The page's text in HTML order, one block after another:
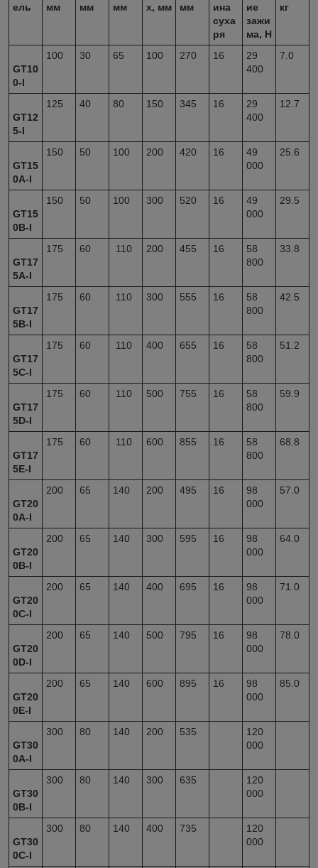
ель
мм
мм
мм
x, мм
мм
ина
суха
ря
ие
зажи
ма, H
кг
GT10
0-I
100 30 65 100 270 16
29
400
7.0
GT12
5-I
125 40 80 150 345 16
29
400
12.7
GT15
0A-I
150 50 100 200 420 16
49
000
25.6
GT15
0B-I
150 50 100 300 520 16
49
000
29.5
GT17
5A-I
175 60 110 200 455 16
58
800
33.8
GT17
5B-I
175 60 110 300 555 16
58
800
42.5
GT17
5C-I
175 60 110 400 655 16
58
800
51.2
GT17
5D-I
175 60 110 500 755 16
58
800
59.9
GT17
5E-I
175 60 110 600 855 16
58
800
68.8
GT20
0A-I
200 65 140 200 495 16
98
000
57.0
GT20
0B-I
200 65 140 300 595 16
98
000
64.0
GT20
0C-I
200 65 140 400 695 16
98
000
71.0
GT20
0D-I
200 65 140 500 795 16
98
000
78.0
GT20
0E-I
200 65 140 600 895 16
98
000
85.0
GT30
0A-I
300 80 140 200 535
120
000
GT30
0B-I
300 80 140 300 635
120
000
GT30
0C-I
300 80 140 400 735
120
000